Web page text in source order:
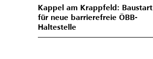
Kappel am Krappfeld: Baustart
für neue barrierefreie ÖBB-
Haltestelle